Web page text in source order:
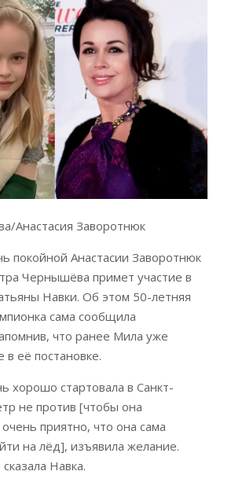
Анастасия Заворотнюк
покойной Анастасии Заворотнюк
Чернышёва примет участие в
Навки. Об этом 50-летняя
сама сообщила
что ранее Мила уже
в её постановке.
хорошо стартовала в Санкт-
не против [чтобы она
приятно, что она сама
на лёд], изъявила желание.
Навка.